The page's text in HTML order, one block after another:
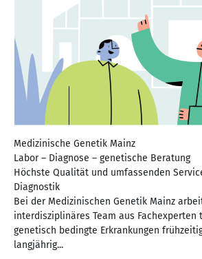
Medizinische Genetik Mainz
Labor – Diagnose – genetische Beratung
Höchste Qualität und umfassenden
Diagnostik
Bei der Medizinischen Genetik Mainz
interdisziplinäres Team aus Fachexperten
genetisch bedingte Erkrankungen
langjährig...